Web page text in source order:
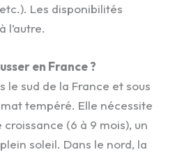
Les disponibilités
l’autre.
en France ?
le sud de la France et sous
tempéré. Elle nécessite
(6 à 9 mois), un
soleil. Dans le nord, la